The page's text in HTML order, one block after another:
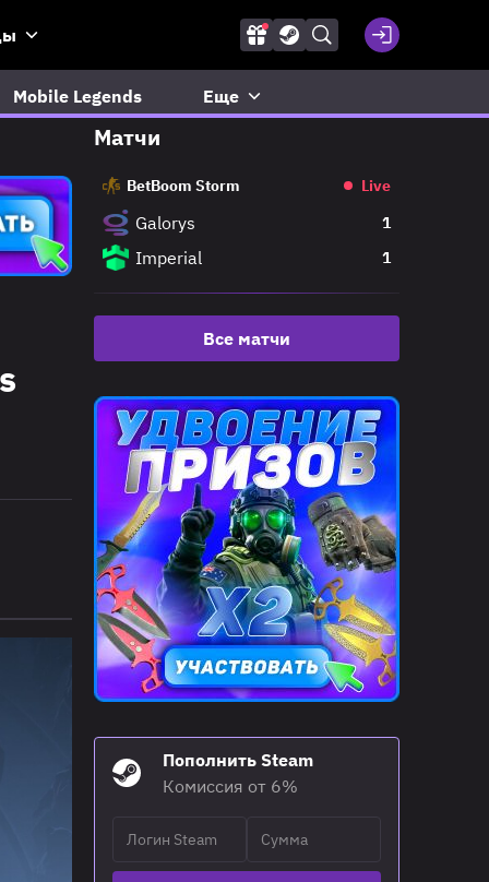
Mobile Legends Еще
Матчи
BetBoom Storm Live
Galorys 1
Imperial 1
Все матчи
Пополнить Steam
Комиссия от 6%